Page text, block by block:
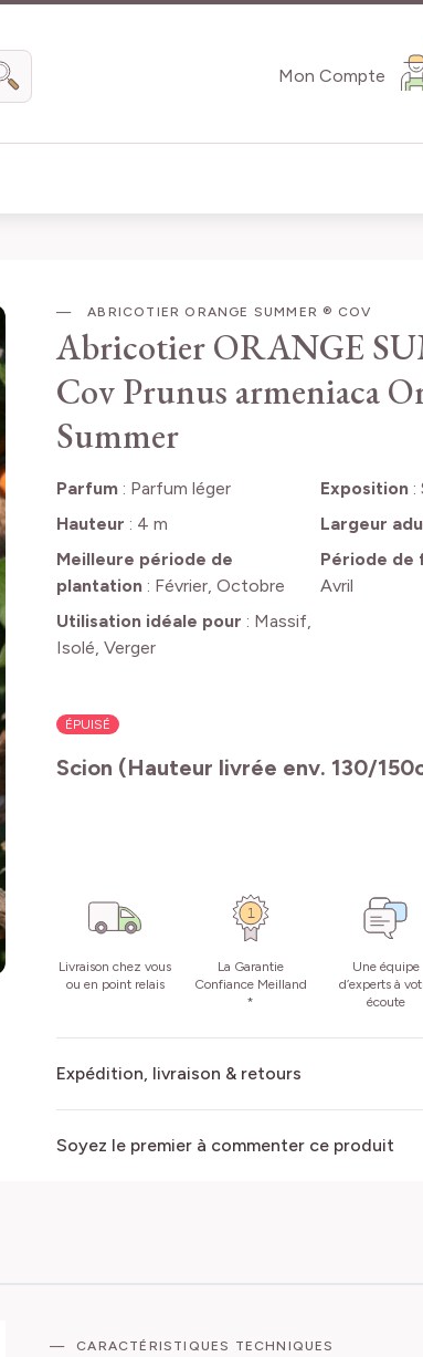
Mon Compte
Chercher
ABRICOTIER ORANGE SUMMER ® COV
Abricotier ORANGE
CovPrunus armeniaca
Summer
Parfum: Parfum léger Exposition:
Hauteur : 4 m Largeur
Meilleure période de
plantation: Février, Octobre
Période de
Avril
Utilisation idéale pour : Massif,
Isolé, Verger
ÉPUISÉ
Scion (Hauteur livrée env. 130/
Livraison chez vous
ou en point relais
La Garantie
Confiance Meilland
*
Une équipe
d’experts à
écoute
Expédition, livraison & retours
Soyez le premier à commenter ce produit
CARACTÉRISTIQUES TECHNIQUES